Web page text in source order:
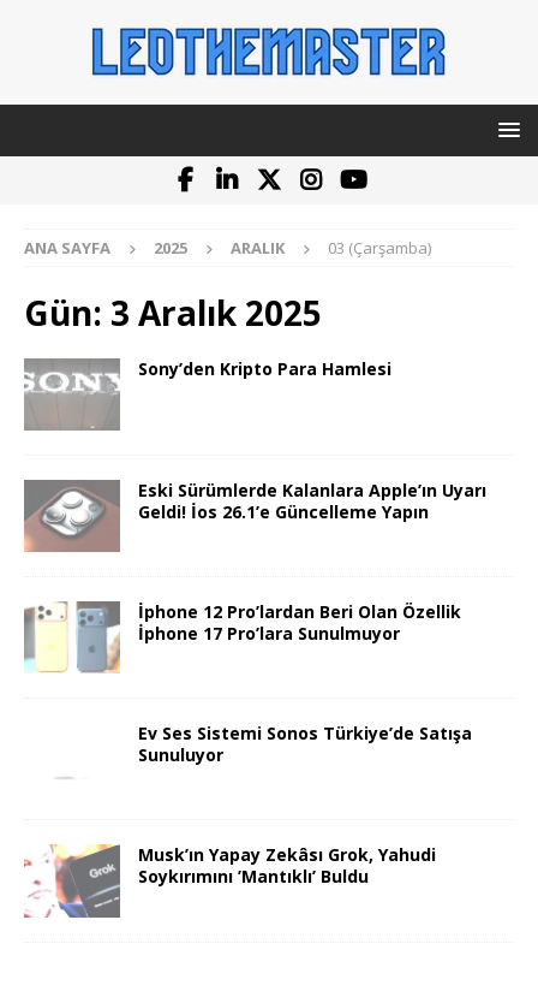
ANA SAYFA 2025 ARALIK 03 (Çarşamba)
Gün: 3 Aralık 2025
Sony’den Kripto Para Hamlesi
Eski Sürümlerde Kalanlara Apple’ın Uyarı
Geldi! İos 26.1’e Güncelleme Yapın
İphone 12 Pro’lardan Beri Olan Özellik
İphone 17 Pro’lara Sunulmuyor
Ev Ses Sistemi Sonos Türkiye’de Satışa
Sunuluyor
Musk’ın Yapay Zekâsı Grok, Yahudi
Soykırımını ’Mantıklı’ Buldu